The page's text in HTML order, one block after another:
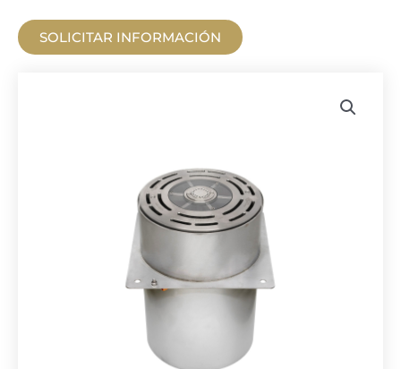
SOLICITAR INFORMACIÓN